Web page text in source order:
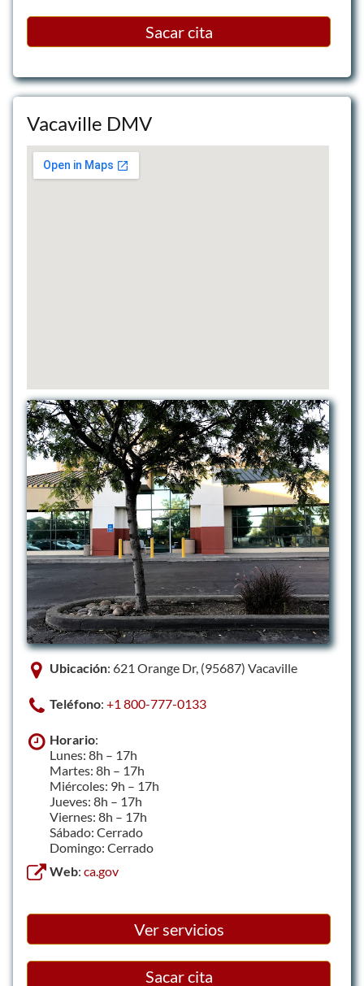
Sacar cita
Vacaville DMV
Ubicación: 621 Orange Dr, (95687) Vacaville
Teléfono: +1 800-777-0133
Horario:
Lunes: 8h – 17h
Martes: 8h – 17h
Miércoles: 9h – 17h
Jueves: 8h – 17h
Viernes: 8h – 17h
Sábado: Cerrado
Domingo: Cerrado
Web: ca.gov
Ver servicios
Sacar cita